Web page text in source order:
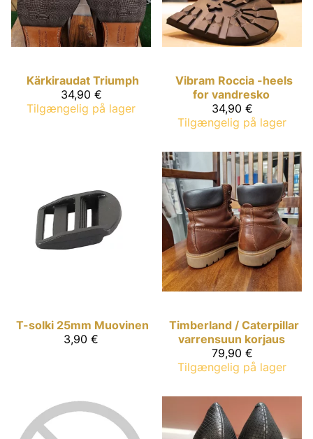
Kärkiraudat Triumph
34,90 €
Tilgængelig på lager
Vibram Roccia -heels
for vandresko
34,90 €
Tilgængelig på lager
T-solki 25mm Muovinen
3,90 €
Timberland / Caterpillar
varrensuun korjaus
79,90 €
Tilgængelig på lager